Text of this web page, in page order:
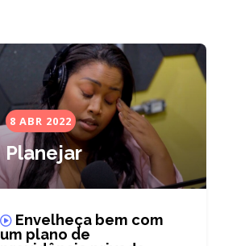
8 ABR 2022
Planejar
Envelheça bem com
um plano de